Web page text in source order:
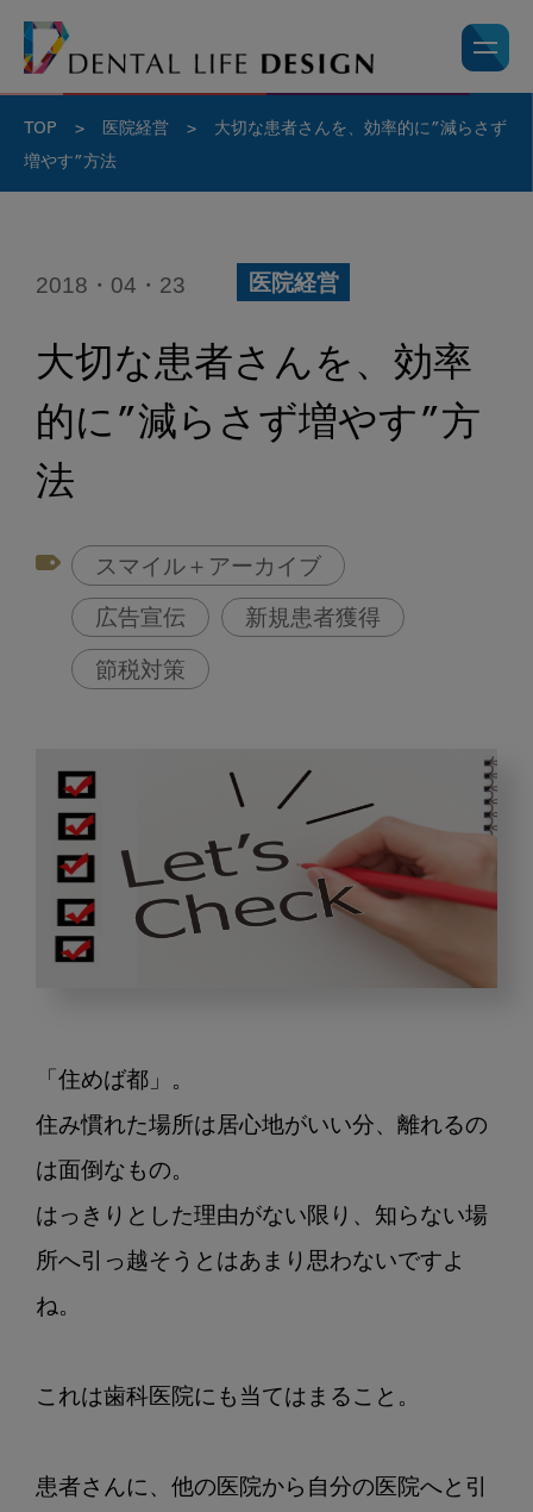
TOP > 医院経営 >
大切な患者さんを、効率的に”減らさず
増やす”方法
2018・04・23 医院経営
大切な患者さんを、効率
的に”減らさず増やす”方
法
スマイル＋アーカイブ
広告宣伝 新規患者獲得
節税対策
な
者
さ
を、
効
的
さ
や
「住めば都」。
住み慣れた場所は居心地がいい分、離れるの
は面倒なもの。
はっきりとした理由がない限り、知らない場
所へ引っ越そうとはあまり思わないですよ
ね。
これは歯科医院にも当てはまること。
患者さんに、他の医院から自分の医院へと引